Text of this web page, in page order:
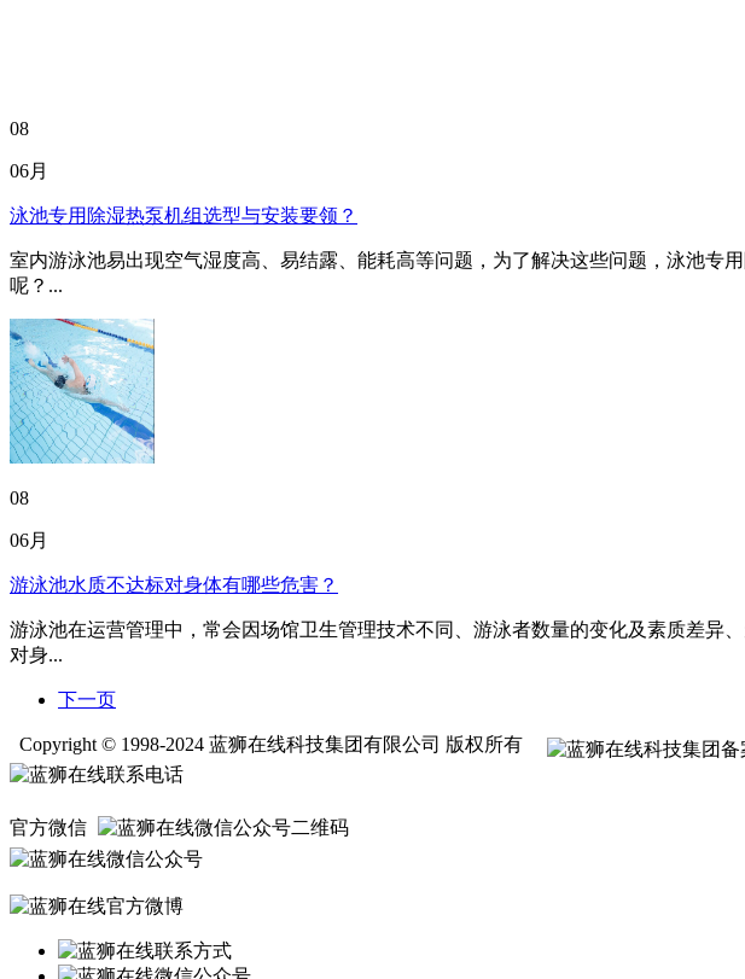
08
06月
泳池专用除湿热泵机组选型与安装要领？
室内游泳池易出现空气湿度高、易结露、能耗高等问题，为了解决这些问题，泳池
呢？...
08
06月
游泳池水质不达标对身体有哪些危害？
游泳池在运营管理中，常会因场馆卫生管理技术不同、游泳者数量的变化及素质差
对身...
下一页
Copyright © 1998-2024 蓝狮在线科技集团有限公司 版权所有
官方微信